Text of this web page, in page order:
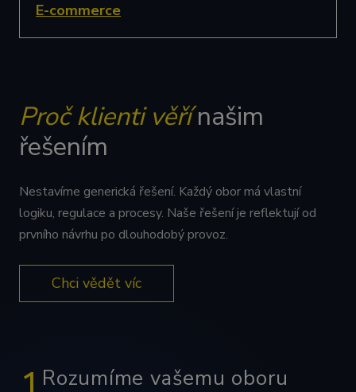
E-commerce
Proč klienti věří našim
řešením
Nestavíme generická řešení. Každý obor má vlastní
logiku, regulace a procesy. Naše řešení je reflektují od
prvního návrhu po dlouhodobý provoz.
Chci vědět víc
Rozumíme vašemu oboru